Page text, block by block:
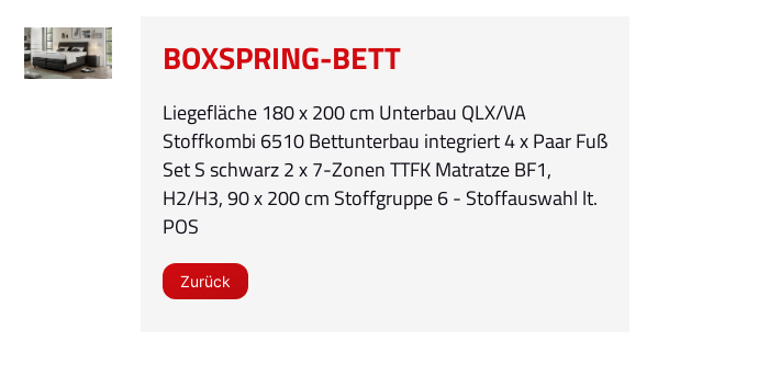
BOXSPRING-BETT
Liegefläche 180 x 200 cm Unterbau QLX/VA
Stoffkombi 6510 Bettunterbau integriert 4 x Paar Fuß
Set S schwarz 2 x 7-Zonen TTFK Matratze BF1,
H2/H3, 90 x 200 cm Stoffgruppe 6 - Stoffauswahl lt.
POS
Zurück